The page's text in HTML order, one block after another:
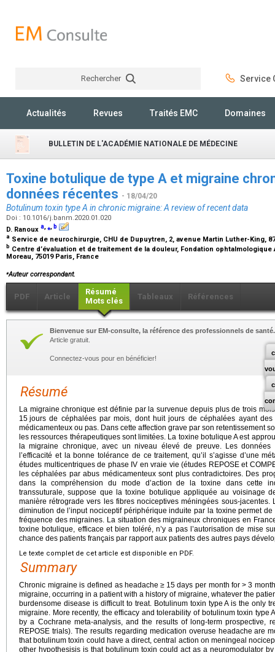
Rechercher Service
Actualités Revues Traités EMC Domaines
BULLETIN DE L'ACADÉMIE NATIONALE DE MÉDECINE
Toxine botulique de type A et migraine
données récentes - 18/04/20
Botulinum toxin type A in chronic migraine: A review of recent data
Doi : 10.1016/j.banm.2020.01.020
D. Ranoux a,⁎, b
a Service de neurochirurgie, CHU de Dupuytren, 2, avenue Martin Luther-King,
b Centre d’évaluation et de traitement de la douleur, Fondation
Moreau, 75019 Paris, France
⁎Auteur correspondant.
PDF Article
Résumé
Mots clés
Tableaux Références
Bienvenue sur EM-consulte, la référence des professionnels de santé.
Article gratuit.
Connectez-vous pour en bénéficier!
Résumé
La migraine chronique est définie par la survenue depuis plus de trois
15 jours de céphalées par mois, dont huit jours de céphalées ayant des
médicamenteux ou pas. Dans cette affection grave par son retentissement
les ressources thérapeutiques sont limitées. La toxine botulique A est
la migraine chronique, avec un niveau élevé de preuve. Les
l’efficacité et la bonne tolérance de ce traitement, qu’il s’agisse d’une
études multicentriques de phase IV en vraie vie (études REPOSE et
les céphalées par abus médicamenteux sont plus contradictoires. Des
dans la compréhension du mode d’action de la toxine dans cette
transsuturale, suppose que la toxine botulique appliquée au voisinage
manière rétrograde vers les fibres nociceptives méningées sous-
diminution de l’input nociceptif périphérique induite par la toxine permet
fréquence des migraines. La situation des migraineux chroniques en
toxine botulique, efficace et bien toléré, n’y a pas l’autorisation de mise
chance des patients français par rapport aux patients des autres pays
Le texte complet de cet article est disponible en PDF.
Summary
Chronic migraine is defined as headache ≥ 15 days per month for > 3
migraine, occurring in a patient with a history of migraine, whatever the
burdensome disease is difficult to treat. Botulinum toxin type A is the only
migraine. More recently, the efficacy and tolerability of botulinum toxin type
by a Cochrane meta-analysis, and the results of long-term prospective,
REPOSE trials). The results regarding medication overuse headache are
that botulinum toxin could have a direct, central action on meningeal
other hypothesisis is that botulinum toxin could act as a neuromodulator